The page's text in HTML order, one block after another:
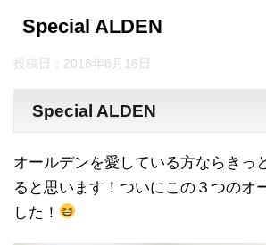
Special ALDEN
投稿日： 2018年6月16日
Special ALDEN
オールデンを愛している方ならきっ
ると思います！ついにこの３つのオ
した！